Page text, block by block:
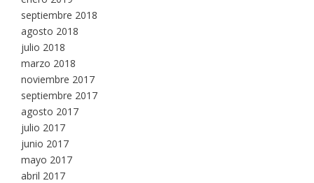
septiembre 2018
agosto 2018
julio 2018
marzo 2018
noviembre 2017
septiembre 2017
agosto 2017
julio 2017
junio 2017
mayo 2017
abril 2017